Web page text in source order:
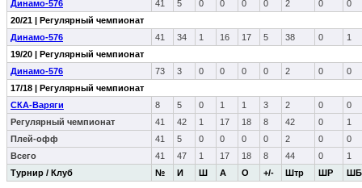
Турнир / Клуб № И Ш А О +/- Штр ШР ШБ
Динамо-576
41 5 0 0 0 0 2 0
0
20/21 | Регулярный чемпионат
Динамо-576
41 34 1 16 17 5 38 0
1
19/20 | Регулярный чемпионат
Динамо-576
73 3 0 0 0 0 2 0
0
17/18 | Регулярный чемпионат
СКА-Варяги
8 5 0 1 1 3 2 0
0
Регулярный чемпионат
41 42 1 17 18 8 42 0
1
Плей-офф
41 5 0 0 0 0 2 0
0
Всего
41 47 1 17 18 8 44 0 1